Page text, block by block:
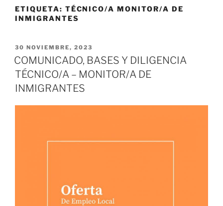
ETIQUETA: TÉCNICO/A MONITOR/A DE
INMIGRANTES
PUBLICADO
EL
30 NOVIEMBRE, 2023
COMUNICADO, BASES Y DILIGENCIA
TÉCNICO/A – MONITOR/A DE
INMIGRANTES